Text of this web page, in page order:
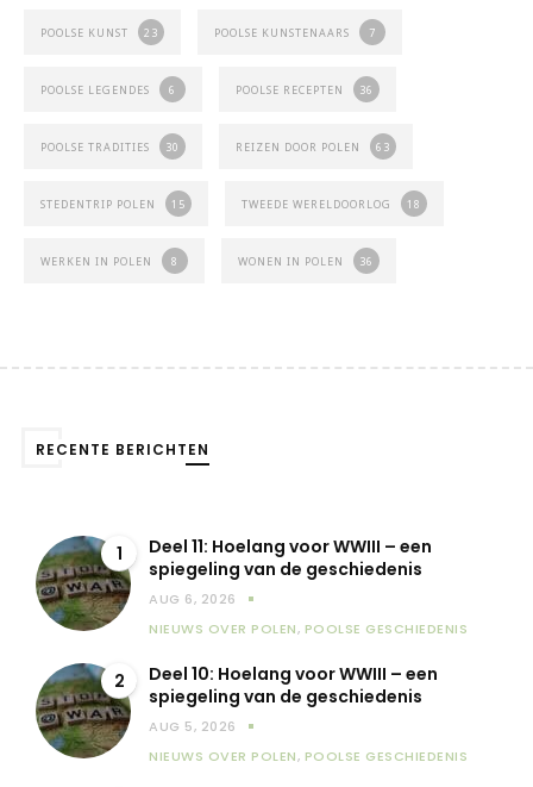
POOLSE KUNST 23 POOLSE KUNSTENAARS 7
POOLSE LEGENDES 6 POOLSE RECEPTEN 36
POOLSE TRADITIES 30 REIZEN DOOR POLEN 63
STEDENTRIP POLEN 15 TWEEDE WERELDOORLOG 18
WERKEN IN POLEN 8 WONEN IN POLEN 36
RECENTE BERICHTEN
1
Deel 11: Hoelang voor WWIII – een
spiegeling van de geschiedenis
AUG 6, 2026
NIEUWS OVER POLEN, POOLSE GESCHIEDENIS
2
Deel 10: Hoelang voor WWIII – een
spiegeling van de geschiedenis
AUG 5, 2026
NIEUWS OVER POLEN, POOLSE GESCHIEDENIS